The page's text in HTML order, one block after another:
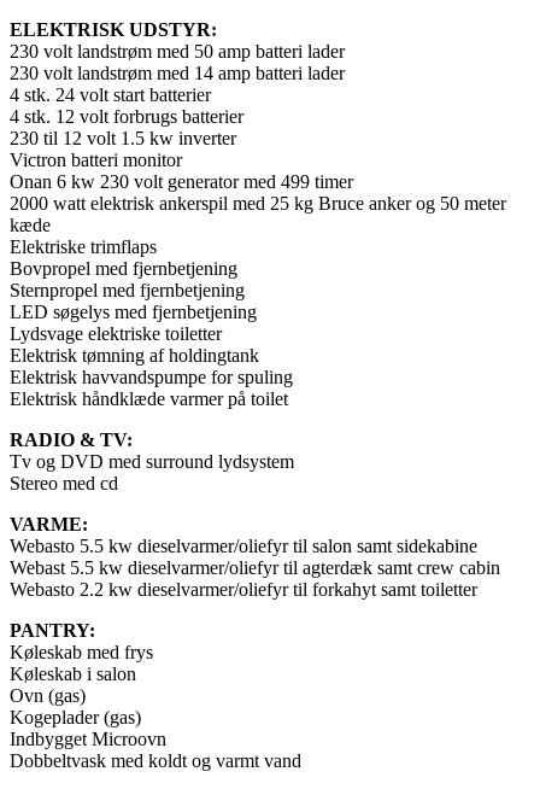
ELEKTRISK UDSTYR:
230 volt landstrøm med 50 amp batteri lader
230 volt landstrøm med 14 amp batteri lader
4 stk. 24 volt start batterier
4 stk. 12 volt forbrugs batterier
230 til 12 volt 1.5 kw inverter
Victron batteri monitor
Onan 6 kw 230 volt generator med 499 timer
2000 watt elektrisk ankerspil med 25 kg Bruce anker og 50 meter
kæde
Elektriske trimflaps
Bovpropel med fjernbetjening
Sternpropel med fjernbetjening
LED søgelys med fjernbetjening
Lydsvage elektriske toiletter
Elektrisk tømning af holdingtank
Elektrisk havvandspumpe for spuling
Elektrisk håndklæde varmer på toilet
RADIO & TV:
Tv og DVD med surround lydsystem
Stereo med cd
VARME:
Webasto 5.5 kw dieselvarmer/oliefyr til salon samt sidekabine
Webast 5.5 kw dieselvarmer/oliefyr til agterdæk samt crew cabin
Webasto 2.2 kw dieselvarmer/oliefyr til forkahyt samt toiletter
PANTRY:
Køleskab med frys
Køleskab i salon
Ovn (gas)
Kogeplader (gas)
Indbygget Microovn
Dobbeltvask med koldt og varmt vand